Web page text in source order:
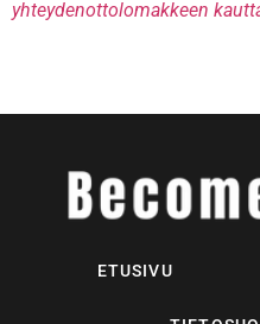
yhteydenottolomakkeen
ETUSIVU